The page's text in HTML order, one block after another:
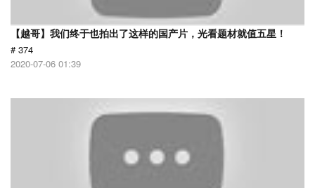
【越哥】我们终于也拍出了这样的国产片，光看题材就值五星！
# 374
2020-07-06 01:39